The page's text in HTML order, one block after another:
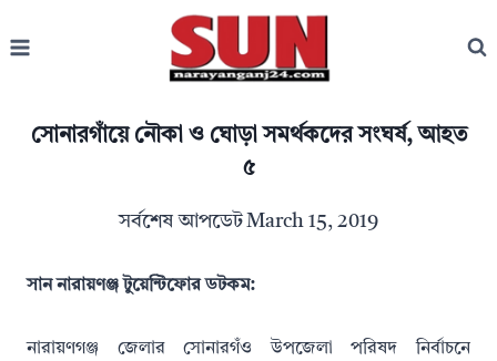
to
সোনারগাঁয়ে নৌকা ও ঘোড়া সমর্থকদের সংঘর্ষ, আহত
৫
সর্বশেষ আপডেটMarch 15, 2019
সান নারায়ণঞ্জ টুয়েন্টিফোর ডটকম:
নারায়ণগঞ্জ জেলার সোনারগঁও উপজেলা পরিষদ নির্বাচনে